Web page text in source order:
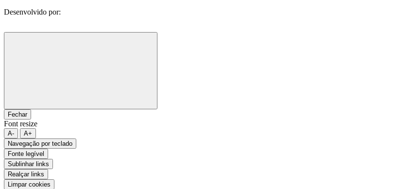
Desenvolvido por:
Fechar
Font resize
A-
A+
Navegação por teclado
Fonte legível
Sublinhar links
Realçar links
Limpar cookies